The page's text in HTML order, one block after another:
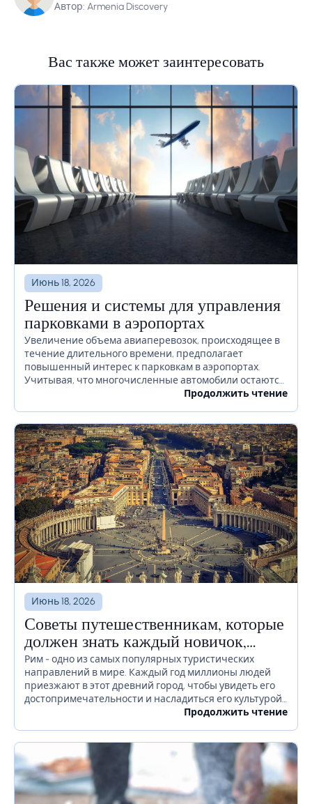
Автор: Armenia Discovery
Вас также может заинтересовать
Июнь 18, 2026
Решения и системы для управления
парковками в аэропортах
Увеличение объема авиаперевозок, происходящее в
течение длительного времени, предполагает
повышенный интерес к парковкам в аэропортах.
Учитывая, что многочисленные автомобили остаются
на территории аэропорта в течение длительного
Продолжить чтение
Июнь 18, 2026
Советы путешественникам, которые
должен знать каждый новичок,
прежде чем отправиться в Рим
Рим - одно из самых популярных туристических
направлений в мире. Каждый год миллионы людей
приезжают в этот древний город, чтобы увидеть его
достопримечательности и насладиться его культурой.
Если вы планируете посетить Рим в ближайшее
Продолжить чтение